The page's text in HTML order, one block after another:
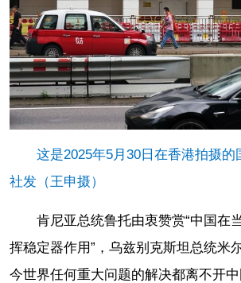
这是2025年5月30日在香港拍摄
社发（王申摄）
肯尼亚总统鲁托由衷赞赏“中国在
挥稳定器作用”，乌兹别克斯坦总统米
今世界任何重大问题的解决都离不开